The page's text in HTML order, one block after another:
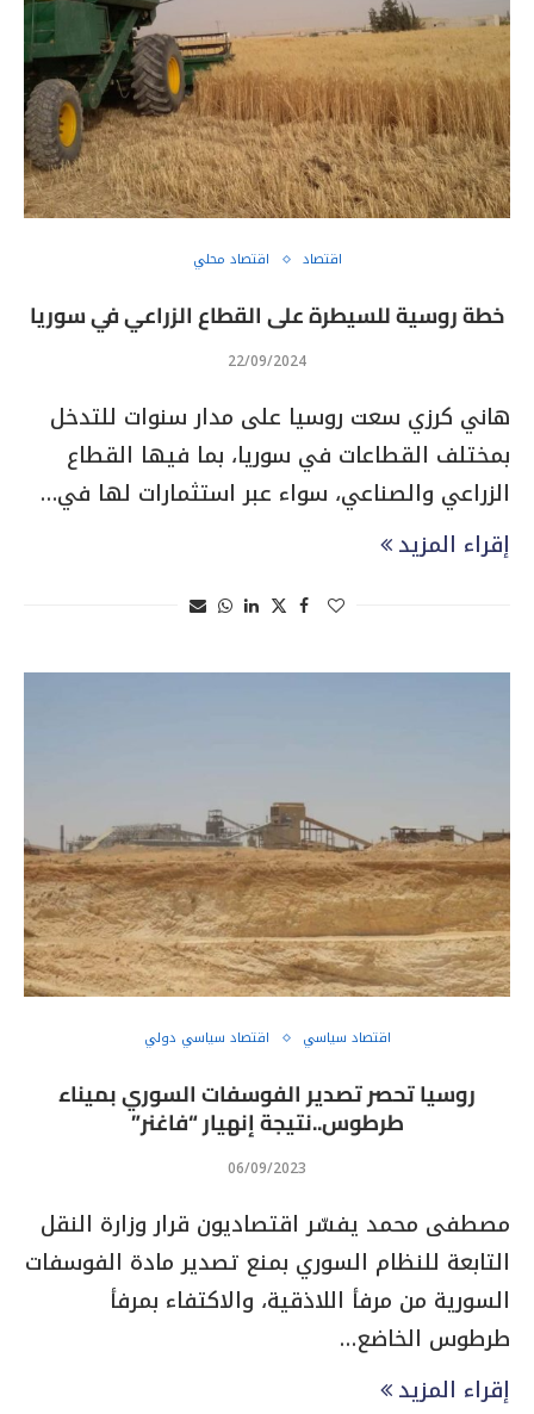
اقتصاد اقتصاد محلي
خطة روسية للسيطرة على القطاع الزراعي في سوريا
22/09/2024
هاني كرزي سعت روسيا على مدار سنوات للتدخل
بمختلف القطاعات في سوريا، بما فيها القطاع
الزراعي والصناعي، سواء عبر استثمارات لها في…
إقراء المزيد
اقتصاد سياسي اقتصاد سياسي دولي
روسيا تحصر تصدير الفوسفات السوري بميناء
طرطوس..نتيجة إنهيار “فاغنر”
06/09/2023
مصطفى محمد يفسّر اقتصاديون قرار وزارة النقل
التابعة للنظام السوري بمنع تصدير مادة الفوسفات
السورية من مرفأ اللاذقية، والاكتفاء بمرفأ
طرطوس الخاضع…
إقراء المزيد